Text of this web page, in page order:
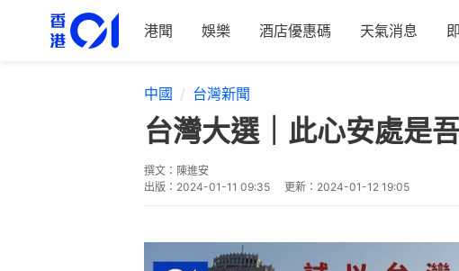
港聞 娛樂 酒店優惠碼 天氣消息
中國 台灣新聞
台灣大選｜此心安處是
撰文： 陳進安
出版： 2024-01-11 09:35 更新： 2024-01-12 19:05